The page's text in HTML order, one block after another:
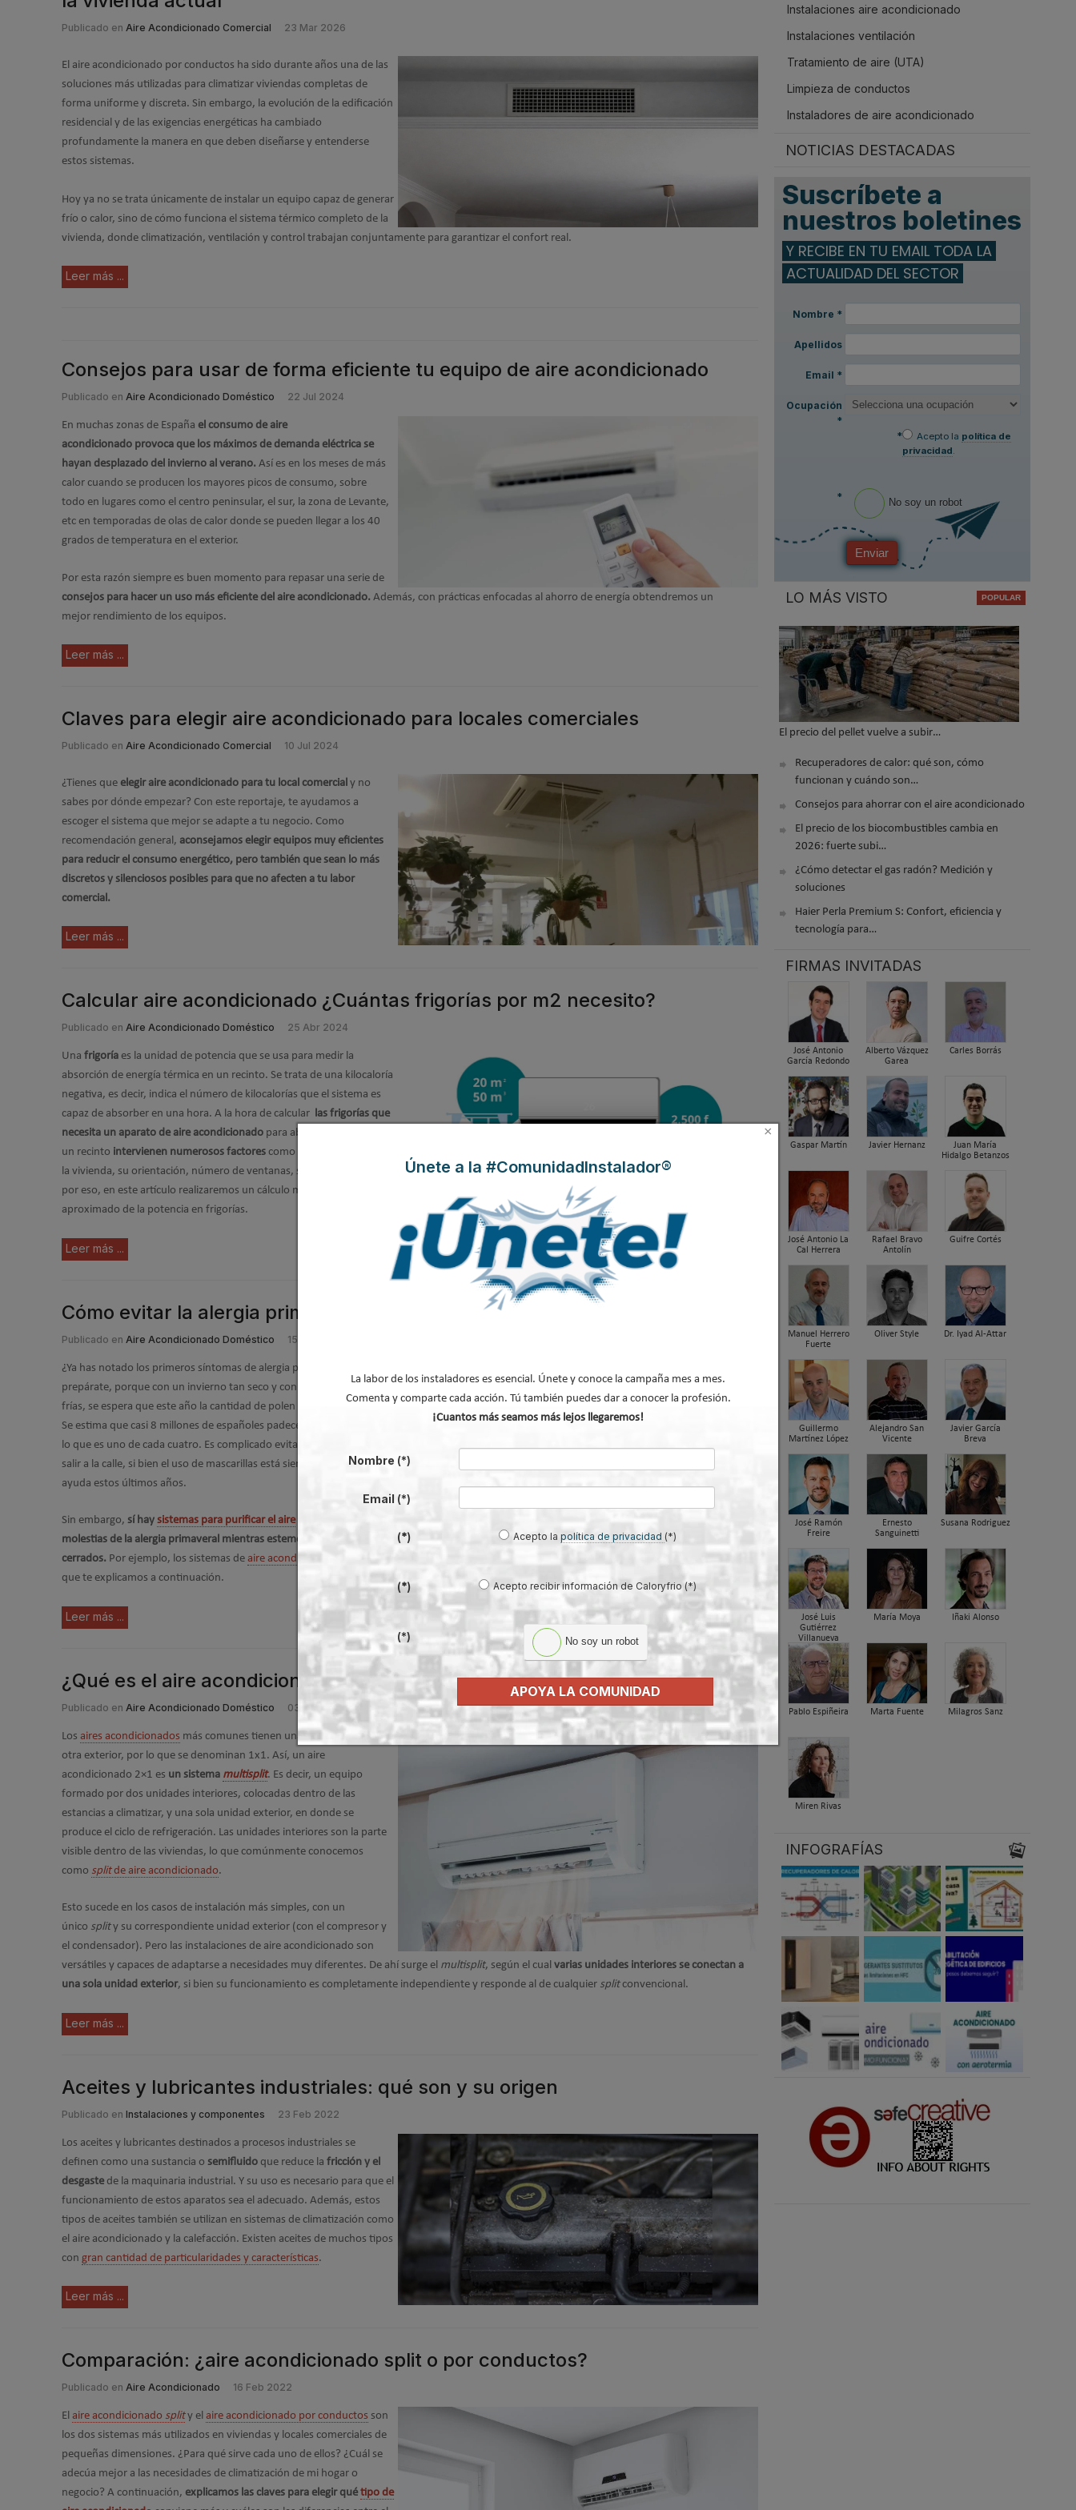
Publicado en Aire Acondicionado Comercial 23 Mar 2026
El aire acondicionado por conductos ha sido durante años una de las
soluciones más utilizadas para climatizar viviendas completas de
forma uniforme y discreta. Sin embargo, la evolución de la edificación
residencial y de las exigencias energéticas ha cambiado
profundamente la manera en que deben diseñarse y entenderse
estos sistemas.
Hoy ya no se trata únicamente de instalar un equipo capaz de generar
frío o calor, sino de cómo funciona el sistema térmico completo de la
vivienda, donde climatización, ventilación y control trabajan conjuntamente para garantizar el confort real.
Leer más ...
Consejos para usar de forma eficiente tu equipo de aire acondicionado
Publicado en Aire Acondicionado Doméstico 22 Jul 2024
En muchas zonas de España el consumo de aire
acondicionado provoca que los máximos de demanda eléctrica se
hayan desplazado del invierno al verano. Así es en los meses de más
calor cuando se producen los mayores picos de consumo, sobre
todo en lugares como el centro peninsular, el sur, la zona de Levante,
etc en temporadas de olas de calor donde se pueden llegar a los 40
grados de temperatura en el exterior.
Por esta razón siempre es buen momento para repasar una serie de
consejos para hacer un uso más eficiente del aire acondicionado. Además, con prácticas enfocadas al ahorro de energía obtendremos un
mejor rendimiento de los equipos.
Leer más ...
Claves para elegir aire acondicionado para locales comerciales
Publicado en Aire Acondicionado Comercial 10 Jul 2024
¿Tienes que elegir aire acondicionado para tu local comercial y no
sabes por dónde empezar? Con este reportaje, te ayudamos a
escoger el sistema que mejor se adapte a tu negocio. Como
recomendación general, aconsejamos elegir equipos muy eficientes
para reducir el consumo energético, pero también que sean lo más
discretos y silenciosos posibles para que no afecten a tu labor
comercial.
Leer más ...
Calcular aire acondicionado ¿Cuántas frigorías por m2 necesito?
Publicado en Aire Acondicionado Doméstico 25 Abr 2024
Una frigoría es la unidad de potencia que se usa para medir la
absorción de energía térmica en un recinto. Se trata de una kilocaloría
negativa, es decir, indica el número de kilocalorías que el sistema es
capaz de absorber en una hora. A la hora de calcular las frigorías que
necesita un aparato de aire acondicionado para absorber el calor de
un recinto intervienen numerosos factores como la zona climática de
la vivienda, su orientación, número de ventanas, su aislamiento, etc.
por eso, en este artículo realizaremos un cálculo muy orientativo y
aproximado de la potencia en frigorías.
Leer más ...
Cómo evitar la alergia primaveral con el aire acondicionado
Publicado en Aire Acondicionado Doméstico 15 Mar 2022
¿Ya has notado los primeros síntomas de alergia primaveral? Pues
prepárate, porque con un invierno tan seco y con temperaturas poco
frías, se espera que este año la cantidad de polen sea más bien alta.
Se estima que casi 8 millones de españoles padecen alergia al polen,
lo que es uno de cada cuatro. Es complicado evitar respirar polen al
salir a la calle, si bien el uso de mascarillas está siendo de mucha
ayuda estos últimos años.
Sin embargo, sí hay sistemas para purificar el airey minimizar las
molestias de la alergia primaveral mientras estemos en espacios
cerrados. Por ejemplo, los sistemas de aire acondicionado con filtro
que te explicamos a continuación.
Leer más ...
¿Qué es el aire acondicionado 2×1 y cuáles son sus ventajas?
Publicado en Aire Acondicionado Doméstico 03 Mar 2022
Los aires acondicionados más comunes tienen una unidad interior y
otra exterior, por lo que se denominan 1x1. Así, un aire
acondicionado 2×1 es un sistema multisplit. Es decir, un equipo
formado por dos unidades interiores, colocadas dentro de las
estancias a climatizar, y una sola unidad exterior, en donde se
produce el ciclo de refrigeración. Las unidades interiores son la parte
visible dentro de las viviendas, lo que comúnmente conocemos
como splitde aire acondicionado.
Esto sucede en los casos de instalación más simples, con un
único splity su correspondiente unidad exterior (con el compresor y
el condensador). Pero las instalaciones de aire acondicionado son
versátiles y capaces de adaptarse a necesidades muy diferentes. De ahí surge el multisplit, según el cual varias unidades interiores se conectan a
una sola unidad exterior, si bien su funcionamiento es completamente independiente y responde al de cualquier splitconvencional.
Leer más ...
Aceites y lubricantes industriales: qué son y su origen
Publicado en Instalaciones y componentes 23 Feb 2022
Los aceites y lubricantes destinados a procesos industriales se
definen como una sustancia o semifluido que reduce la fricción y el
desgastede la maquinaria industrial. Y su uso es necesario para que el
funcionamiento de estos aparatos sea el adecuado. Además, estos
tipos de aceites también se utilizan en sistemas de climatización como
el aire acondicionado y la calefacción. Existen aceites de muchos tipos
con gran cantidad de particularidades y características.
Leer más ...
Comparación: ¿aire acondicionado split o por conductos?
Publicado en Aire Acondicionado 16 Feb 2022
El aire acondicionado split y el aire acondicionado por conductos son
los dos sistemas más utilizados en viviendas y locales comerciales de
pequeñas dimensiones. ¿Para qué sirve cada uno de ellos? ¿Cuál se
adecúa mejor a las necesidades de climatización de mi hogar o
negocio? A continuación, explicamos las claves para elegir quétipo de
Instalaciones aire acondicionado
Instalaciones ventilación
Tratamiento de aire (UTA)
Limpieza de conductos
Instaladores de aire acondicionado
NOTICIAS DESTACADAS
Suscríbete a
nuestros boletines
Y RECIBE EN TU EMAIL TODA LA
ACTUALIDAD DEL SECTOR
Nombre *
Apellidos
Email *
Ocupación
*
*
Acepto la política de
privacidad.
* No soy un robot
Enviar
LO MÁS VISTO
El precio del pellet vuelve a subir…
Recuperadores de calor: qué son, cómo
funcionan y cuándo son…
Consejos para ahorrar con el aire acondicionado
El precio de los biocombustibles cambia en
2026: fuerte subi…
¿Cómo detectar el gas radón? Medición y
soluciones
Haier Perla Premium S: Confort, eficiencia y
tecnología para…
FIRMAS INVITADAS
José Antonio
García Redondo
Alberto Vázquez
Garea
Carles Borrás
Gaspar Martín Javier Hernanz
Juan María
Hidalgo Betanzos
José Antonio La
Cal Herrera
Rafael Bravo
Antolín
Guifre Cortés
Manuel Herrero
Fuerte
Oliver Style Dr. Iyad Al-Attar
Guillermo
Martínez López
Alejandro San
Vicente
Javier García
Breva
José Ramón
Freire
Ernesto
Sanguinetti
Susana Rodriguez
José Luis
Gutiérrez
Villanueva
María Moya Iñaki Alonso
Pablo Espiñeira Marta Fuente Milagros Sanz
Miren Rivas
INFOGRAFÍAS
×
Únete a la #ComunidadInstalador®
La labor de los instaladores es esencial. Únete y conoce la campaña mes a mes.
Comenta y comparte cada acción. Tú también puedes dar a conocer la profesión.
¡Cuantos más seamos más lejos llegaremos!
Nombre (*)
Email (*)
(*) Acepto lapolítica de privacidad (*)
(*) Acepto recibir información de Caloryfrio (*)
(*) No soy un robot
APOYA LA COMUNIDAD